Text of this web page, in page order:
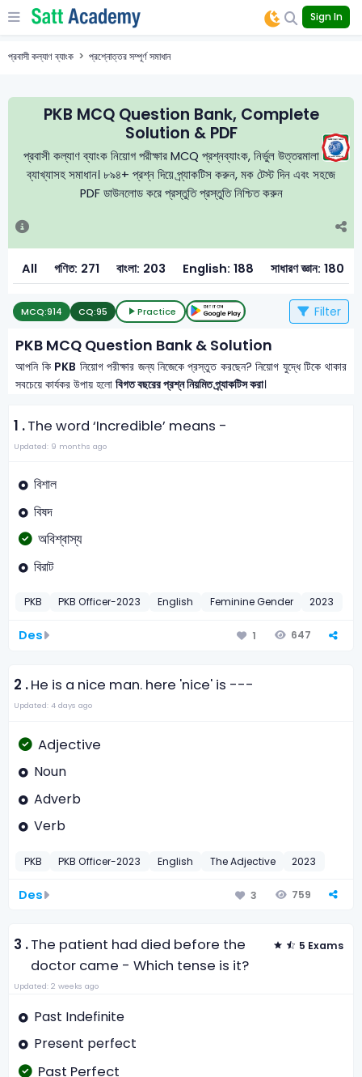
Sign In
প্রবাসী কল্যাণ ব্যাংক প্রশ্নোত্তর সম্পূর্ণ সমাধান
PKB MCQ Question Bank, Complete
Solution & PDF
প্রবাসী কল্যাণ ব্যাংক নিয়োগ পরীক্ষার MCQ প্রশ্নব্যাংক, নির্ভুল উত্তরমালা এবং
ব্যাখ্যাসহ সমাধান। ৮৯৪+ প্রশ্ন দিয়ে প্র্যাকটিস করুন, মক টেস্ট দিন এবং সহজে
PDF ডাউনলোড করে প্রস্তুতি প্রস্তুতি নিশ্চিত করুন
All গণিত: 271 বাংলা: 203 English: 188 সাধারণ জ্ঞান: 180
MCQ:914 CQ:95 Practice Filter
PKB MCQ Question Bank & Solution
আপনি কি PKB নিয়োগ পরীক্ষার জন্য নিজেকে প্রস্তুত করছেন? নিয়োগ যুদ্ধে টিকে থাকার
সবচেয়ে কার্যকর উপায় হলোবিগত বছরের প্রশ্ন নিয়মিত প্র্যাকটিস করা।
1 .The word ‘Incredible’ means -
Updated: 9 months ago
বিশাল
বিষদ
অবিশ্বাস্য
বিরাট
PKB PKB Officer-2023 English Feminine Gender 2023
Des 1 647
2 .He is a nice man. here 'nice' is ---
Updated: 4 days ago
Adjective
Noun
Adverb
Verb
PKB PKB Officer-2023 English The Adjective 2023
Des 3 759
3 .The patient had died before the
doctor came - Which tense is it?
5 Exams
Updated: 2 weeks ago
Past Indefinite
Present perfect
Past Perfect